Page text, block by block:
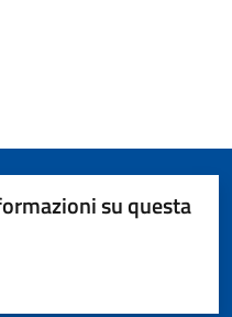
su questa
5